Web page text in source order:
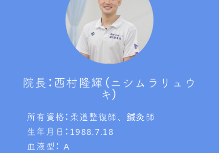
院長：西村隆輝（ニシムラリュウ
キ）
所有資格：柔道整復師、鍼灸師
生年月日：1988.7.18
血液型： A